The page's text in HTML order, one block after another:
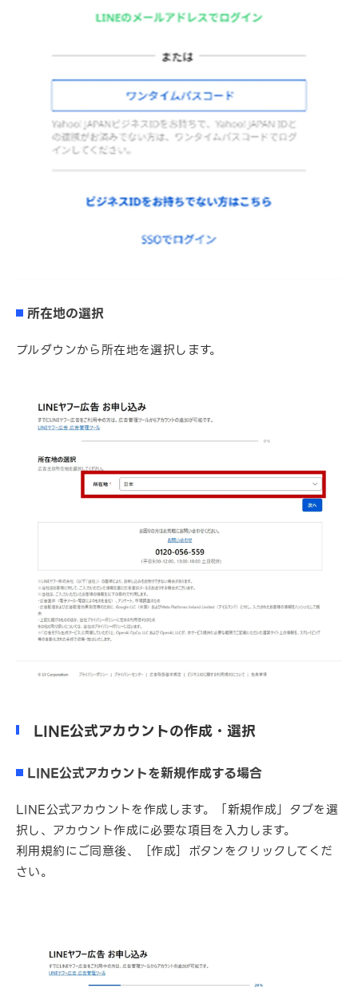
所在地の選択
プルダウンから所在地を選択します。
LINE公式アカウントの作成・選択
LINE公式アカウントを新規作成する場合
LINE公式アカウントを作成します。「新規作成」タブを選
択し、アカウント作成に必要な項目を入力します。
利用規約にご同意後、［作成］ボタンをクリックしてくだ
さい。